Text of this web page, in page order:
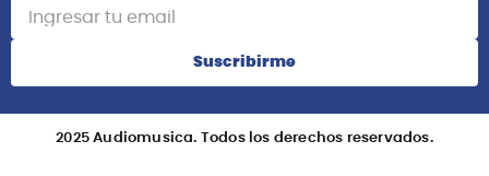
Suscribirme
2025 Audiomusica. Todos los derechos reservados.